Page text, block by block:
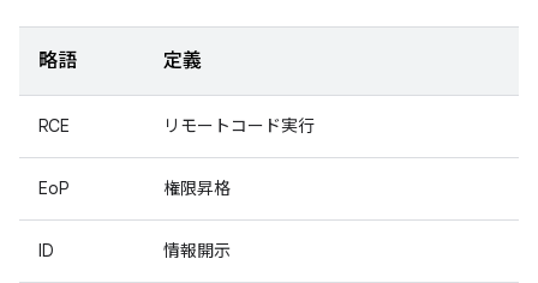
略語 定義
RCE リモートコード実行
EoP 権限昇格
ID 情報開示